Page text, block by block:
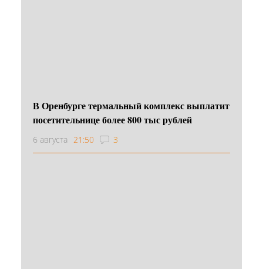
В Оренбурге термальный комплекс выплатит
посетительнице более 800 тыс рублей
6 августа 21:50 3